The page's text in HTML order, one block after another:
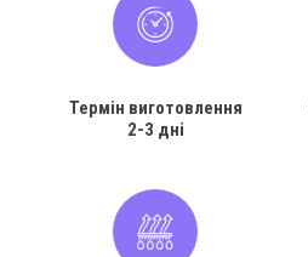
Термін виготовлення
2-3 дні